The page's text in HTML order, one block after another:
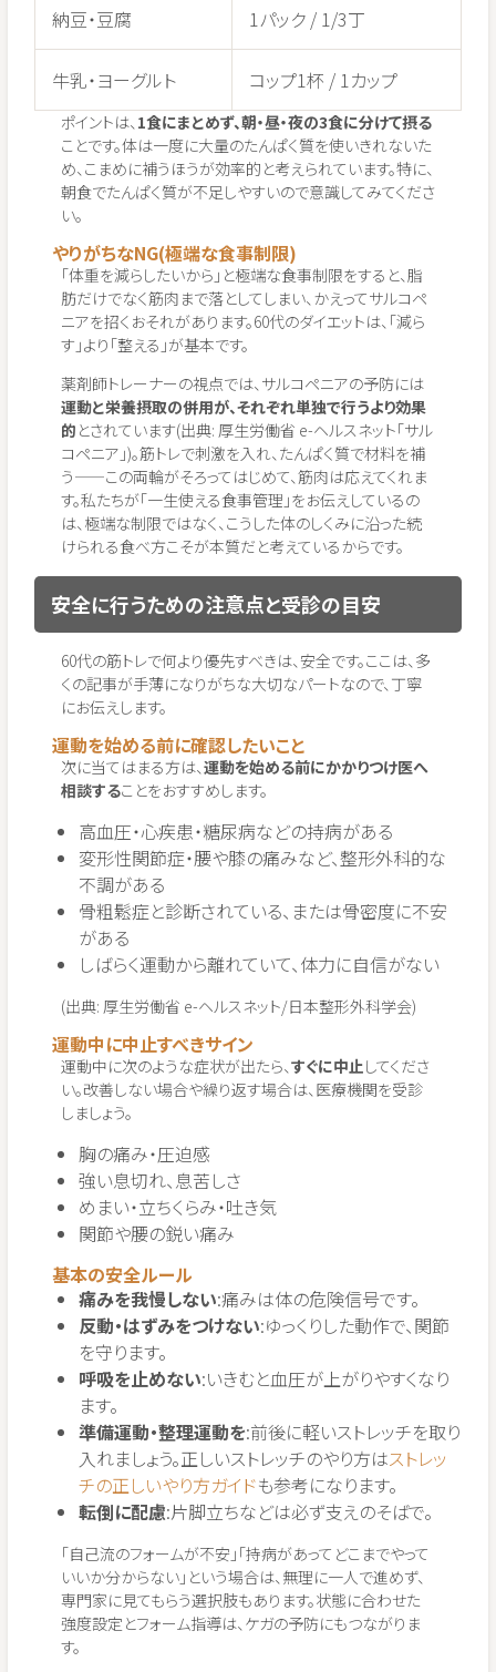
納豆・豆腐 1パック / 1/3丁
牛乳・ヨーグルト コップ1杯 / 1カップ
ポイントは、 1食にまとめず、朝・昼・夜の3食に分けて摂る
ことです。体は一度に大量のたんぱく質を使いきれないた
め、こまめに補うほうが効率的と考えられています。特に、
朝食でたんぱく質が不足しやすいので意識してみてくださ
い。
やりがちなNG(極端な食事制限)
「体重を減らしたいから」と極端な食事制限をすると、脂
肪だけでなく筋肉まで落としてしまい、かえってサルコペ
ニアを招くおそれがあります。60代のダイエットは、「減ら
す」より「整える」が基本です。
薬剤師トレーナーの視点では、サルコペニアの予防には
運動と栄養摂取の併用が、それぞれ単独で行うより効果
的 とされています(出典: 厚生労働省 e-ヘルスネット「サル
コペニア」)。筋トレで刺激を入れ、たんぱく質で材料を補
う——この両輪がそろってはじめて、筋肉は応えてくれま
す。私たちが「一生使える食事管理」をお伝えしているの
は、極端な制限ではなく、こうした体のしくみに沿った続
けられる食べ方こそが本質だと考えているからです。
安全に行うための注意点と受診の目安
60代の筋トレで何より優先すべきは、安全です。ここは、多
くの記事が手薄になりがちな大切なパートなので、丁寧
にお伝えします。
運動を始める前に確認したいこと
次に当てはまる方は、運動を始める前にかかりつけ医へ
相談することをおすすめします。
高血圧・心疾患・糖尿病などの持病がある
変形性関節症・腰や膝の痛みなど、整形外科的な
不調がある
骨粗鬆症と診断されている、または骨密度に不安
がある
しばらく運動から離れていて、体力に自信がない
(出典: 厚生労働省 e-ヘルスネット/日本整形外科学会)
運動中に中止すべきサイン
運動中に次のような症状が出たら、すぐに中止してくださ
い。改善しない場合や繰り返す場合は、医療機関を受診
しましょう。
胸の痛み・圧迫感
強い息切れ、息苦しさ
めまい・立ちくらみ・吐き気
関節や腰の鋭い痛み
基本の安全ルール
痛みを我慢しない:痛みは体の危険信号です。
反動・はずみをつけない:ゆっくりした動作で、関節
を守ります。
呼吸を止めない:いきむと血圧が上がりやすくなり
ます。
準備運動・整理運動を:前後に軽いストレッチを取り
入れましょう。正しいストレッチのやり方はストレッ
チの正しいやり方ガイドも参考になります。
転倒に配慮:片脚立ちなどは必ず支えのそばで。
「自己流のフォームが不安」「持病があってどこまでやって
いいか分からない」という場合は、無理に一人で進めず、
専門家に見てもらう選択肢もあります。状態に合わせた
強度設定とフォーム指導は、ケガの予防にもつながりま
す。